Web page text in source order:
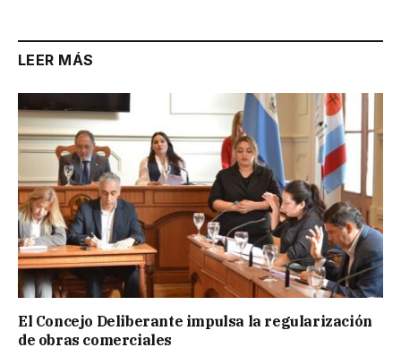
LEER MÁS
El Concejo Deliberante impulsa la regularización
de obras comerciales